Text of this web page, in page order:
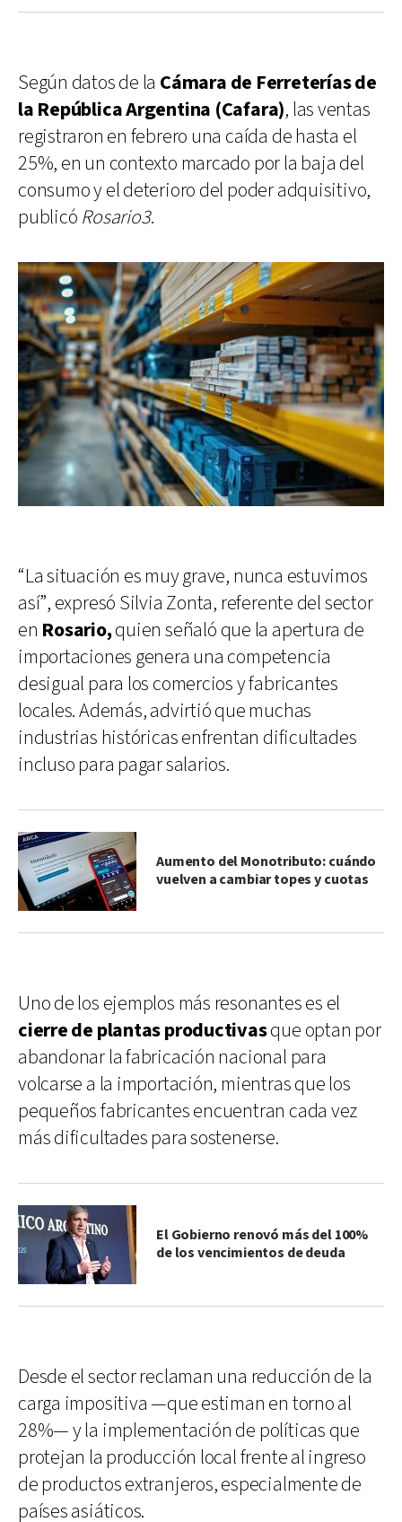
Según datos de la Cámara de Ferreterías de
la República Argentina (Cafara), las ventas
registraron en febrero una caída de hasta el
25%, en un contexto marcado por la baja del
consumo y el deterioro del poder adquisitivo,
publicó Rosario3.
“La situación es muy grave, nunca estuvimos
así”, expresó Silvia Zonta, referente del sector
en Rosario,quien señaló que la apertura de
importaciones genera una competencia
desigual para los comercios y fabricantes
locales. Además, advirtió que muchas
industrias históricas enfrentan dificultades
incluso para pagar salarios.
Aumento del Monotributo: cuándo
vuelven a cambiar topes y cuotas
Uno de los ejemplos más resonantes es el
cierre de plantas productivasque optan por
abandonar la fabricación nacional para
volcarse a la importación, mientras que los
pequeños fabricantes encuentran cada vez
más dificultades para sostenerse.
El Gobierno renovó más del 100%
de los vencimientos de deuda
Desde el sector reclaman una reducción de la
carga impositiva —que estiman en torno al
28%— y la implementación de políticas que
protejan la producción local frente al ingreso
de productos extranjeros, especialmente de
países asiáticos.